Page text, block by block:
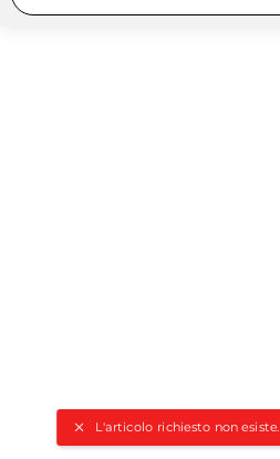
L'articolo richiesto non esiste.